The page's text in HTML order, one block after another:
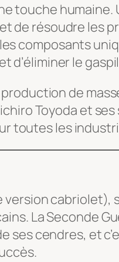
touche
de résoudre les
composants
d’éliminer le
de
Toyoda et
toutes les
version
La Seconde
cendres, et